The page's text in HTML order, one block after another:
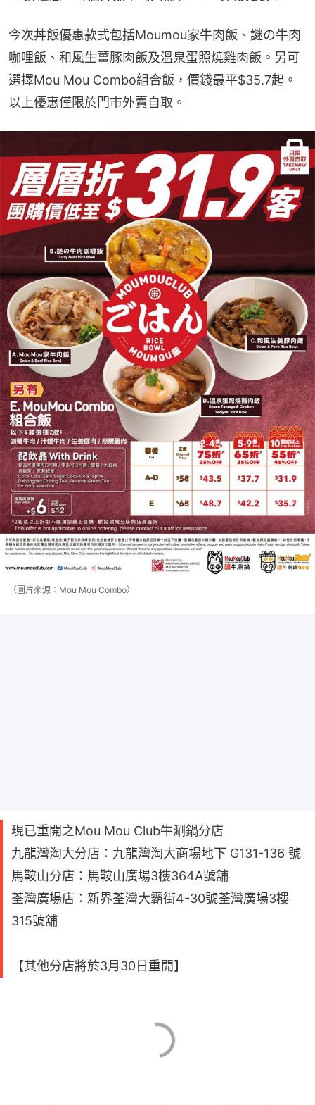
今次丼飯優惠款式包括Moumou家牛肉飯、謎の牛肉
咖哩飯、和風生薑豚肉飯及溫泉蛋照燒雞肉飯。另可
選擇Mou Mou Combo組合飯，價錢最平$35.7起。
以上優惠僅限於門市外賣自取。
（圖片來源：Mou Mou Combo）
現已重開之Mou Mou Club牛涮鍋分店
九龍灣淘大分店：九龍灣淘大商場地下 G131-136 號
馬鞍山分店：馬鞍山廣場3樓364A號舖
荃灣廣場店：新界荃灣大霸街4-30號荃灣廣場3樓
315號舖
【其他分店將於3月30日重開】